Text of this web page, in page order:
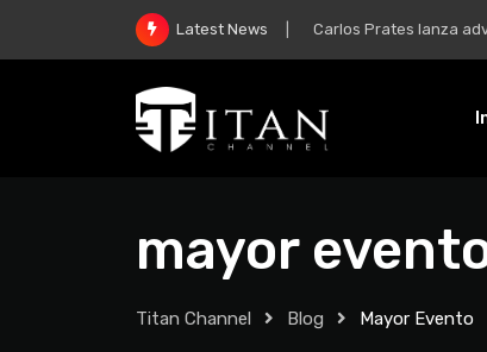
Latest News Carlos Prates lanza
mayor
Titan Channel Blog Mayor Evento